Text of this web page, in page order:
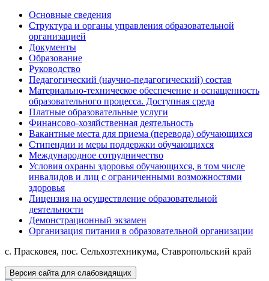
Основные сведения
Структура и органы управления образовательной
организацией
Документы
Образование
Руководство
Педагогический (научно-педагогический) состав
Материально-техническое обеспечение и оснащенность
образовательного процесса. Доступная среда
Платные образовательные услуги
Финансово-хозяйственная деятельность
Вакантные места для приема (перевода) обучающихся
Стипендии и меры поддержки обучающихся
Международное сотрудничество
Условия охраны здоровья обучающихся, в том числе
инвалидов и лиц с ограниченными возможностями
здоровья
Лицензия на осуществление образовательной
деятельности
Демонстрационный экзамен
Организация питания в образовательной организации
с. Прасковея, пос. Сельхозтехникума, Ставропольский край
Версия сайта для слабовидящих